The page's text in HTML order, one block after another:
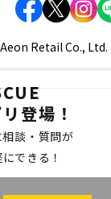
登場！
談・質問が
できる！
Retail Co.,